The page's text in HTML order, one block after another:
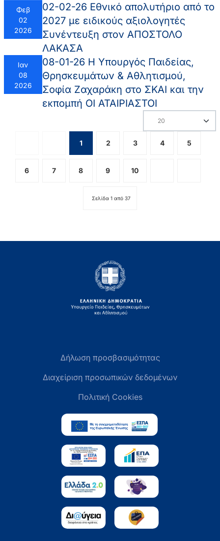
Φεβ
02
2026
02-02-26 Εθνικό απολυτήριο από το
2027 με ειδικούς αξιολογητές
Συνέντευξη στον ΑΠΟΣΤΟΛΟ
ΛΑΚΑΣΑ
Ιαν
08
2026
08-01-26 Η Υπουργός Παιδείας,
Θρησκευμάτων & Αθλητισμού,
Σοφία Ζαχαράκη στο ΣΚΑΙ και την
εκπομπή ΟΙ ΑΤΑΙΡΙΑΣΤΟΙ
Σελίδα 1 από 37
1 2 3 4 5
6 7 8 9 10
Δήλωση προσβασιμότητας
Διαχείριση προσωπικών δεδομένων
Πολιτική Cookies